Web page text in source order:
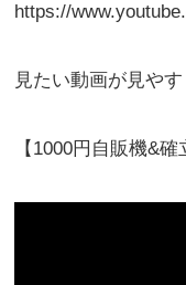
https://
見たい動画が見や
【1000円自販機&